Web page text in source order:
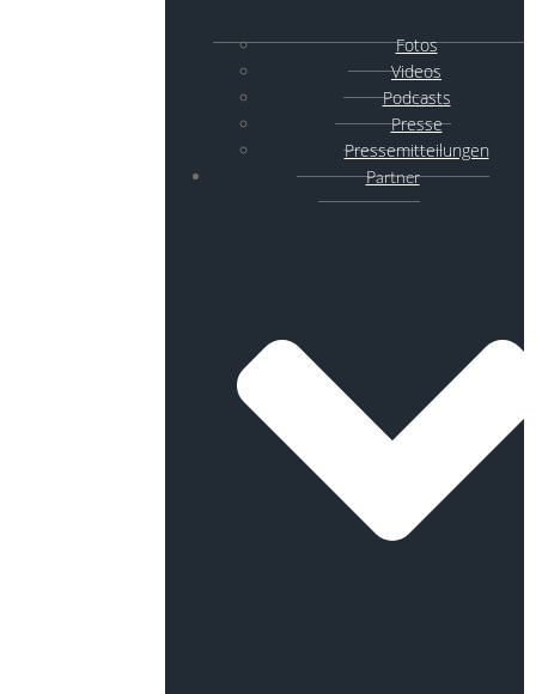
Fotos
Videos
Podcasts
Presse
Pressemitteilungen
Partner